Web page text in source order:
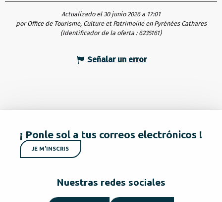
Actualizado el 30 junio 2026 a 17:01
por Office de Tourisme, Culture et Patrimoine en Pyrénées Cathares
(Identificador de la oferta : 6235161)
Señalar un error
¡ Ponle sol a tus correos electrónicos !
JE M'INSCRIS
Nuestras redes sociales